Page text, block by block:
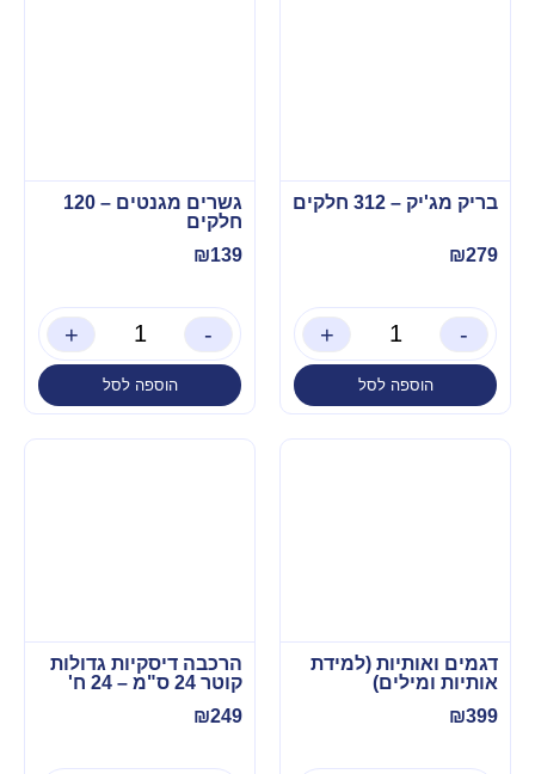
בריק מג'יק – 312 חלקים
₪279
-
+
הוספה לסל
גשרים מגנטים – 120
חלקים
₪139
-
+
הוספה לסל
דגמים ואותיות (למידת
אותיות ומילים)
₪399
הרכבה דיסקיות גדולות
קוטר 24 ס"מ – 24 ח'
₪249